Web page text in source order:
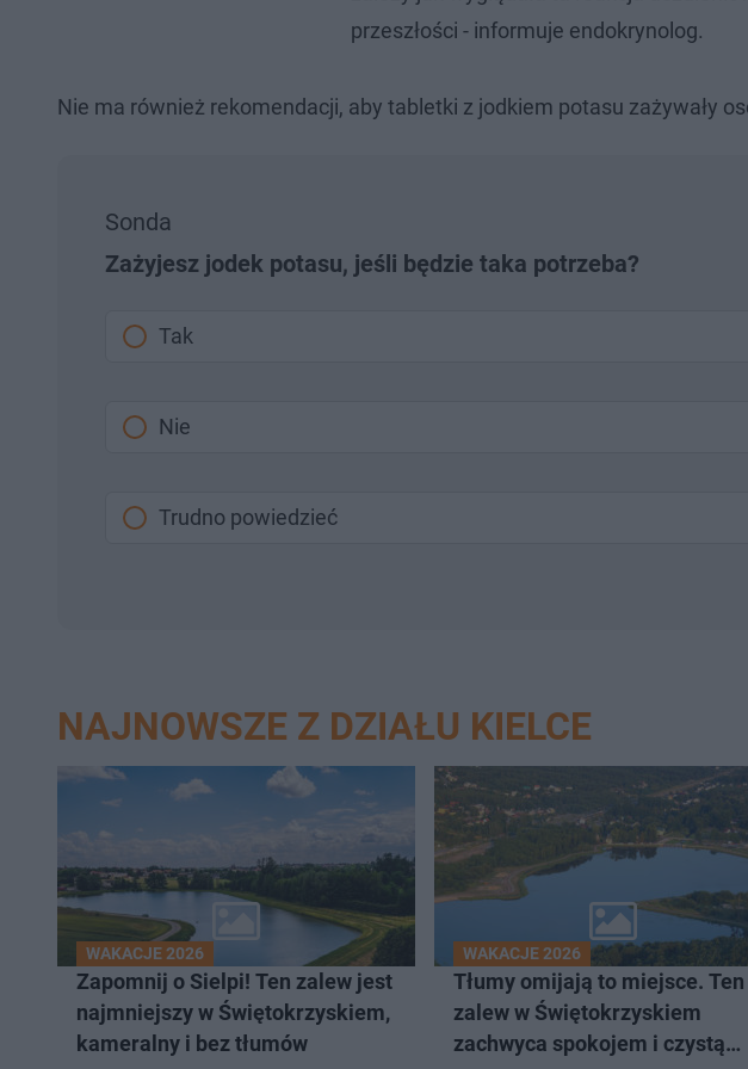
przeszłości - informuje endokrynolog.
Nie ma również rekomendacji, aby tabletki z jodkiem potasu zażywały
Sonda
Zażyjesz jodek potasu, jeśli będzie taka potrzeba?
Tak
Nie
Trudno powiedzieć
NAJNOWSZE Z DZIAŁU KIELCE
WAKACJE 2026
Zapomnij o Sielpi! Ten zalew jest
najmniejszy w Świętokrzyskiem,
kameralny i bez tłumów
WAKACJE 2026
Tłumy omijają to miejsce. Ten
zalew w Świętokrzyskiem
zachwyca spokojem i czystą